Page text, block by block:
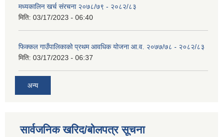
मध्यकालिन खर्च संरचना २०७८/७९ - २०८२/८३
मिति: 03/17/2023 - 06:40
फिक्कल गाउँपालिकाको प्रथम आवधिक योजना आ.व. २०७७/७८ - २०८२/८३
मिति: 03/17/2023 - 06:37
अन्य
सार्वजनिक खरिद/बोलपत्र सूचना